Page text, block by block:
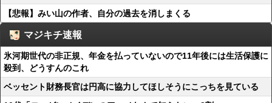
【悲報】みい山の作者、自分の過去を消しまくる
マジキチ速報
氷河期世代の非正規、年金を払っていないので11年後には生活保護に
殺到、どうすんのこれ
ベッセント財務長官は円高に協力してほしそうにこっちを見ている